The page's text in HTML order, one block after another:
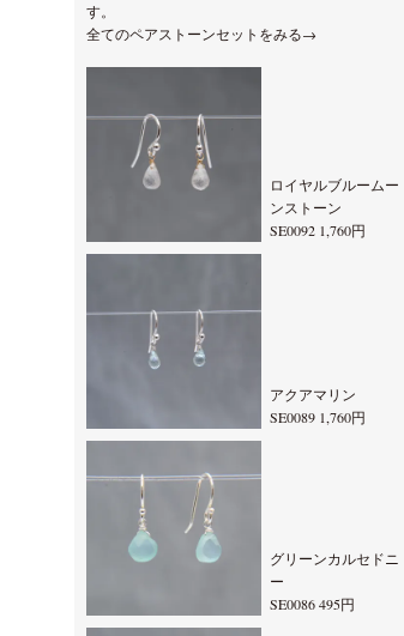
す。
全てのペアストーンセットをみる→
ロイヤルブルームー
ンストーン
SE0092 1,760円
アクアマリン
SE0089 1,760円
グリーンカルセドニ
ー
SE0086 495円